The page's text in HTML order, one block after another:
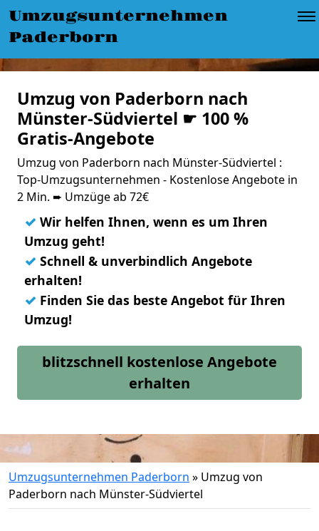
Umzugsunternehmen
Paderborn
Umzug von Paderborn nach
Münster-Südviertel ☛ 100 %
Gratis-Angebote
Umzug von Paderborn nach Münster-Südviertel :
Top-Umzugsunternehmen - Kostenlose Angebote in
2 Min. ➨ Umzüge ab 72€
✓ Wir helfen Ihnen, wenn es um Ihren
Umzug geht!
✓ Schnell & unverbindlich Angebote
erhalten!
✓ Finden Sie das beste Angebot für Ihren
Umzug!
blitzschnell kostenlose Angebote
erhalten
Umzugsunternehmen Paderborn » Umzug von
Paderborn nach Münster-Südviertel